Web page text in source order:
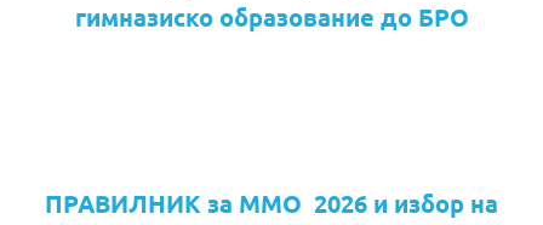
гимназиско образование до БРО
ПРАВИЛНИК за ММО 2026 и избор на